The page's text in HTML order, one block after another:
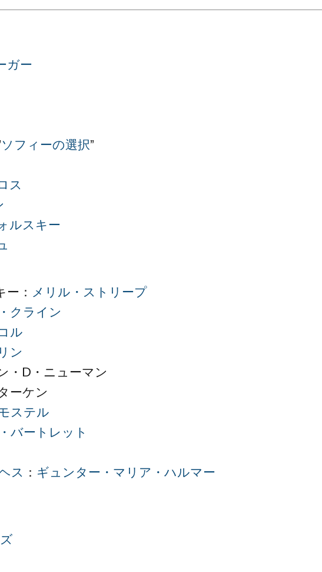
ガー
ソフィーの選択”
ス
ルスキー
： メリル・ストリープ
クライン
ル
ン
・D・ニューマン
ーケン
ステル
バートレット
ス ： ギュンター・マリア・ハルマー